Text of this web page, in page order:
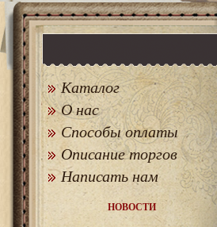
Каталог
О нас
Способы оплаты
Описание торгов
Написать нам
НОВОСТИ